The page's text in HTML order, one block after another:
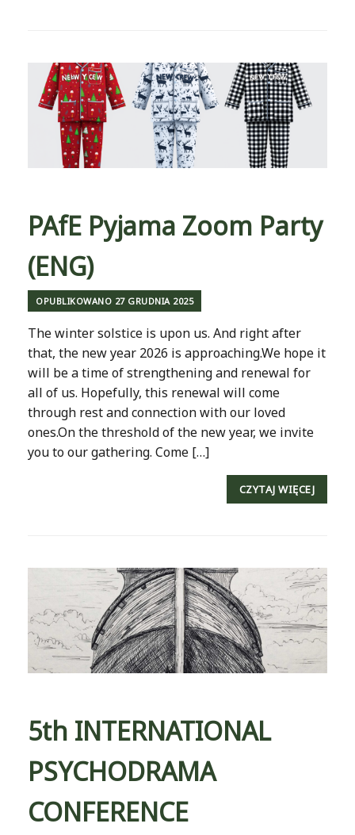
PAfE Pyjama Zoom Party
(ENG)
OPUBLIKOWANO 27 GRUDNIA 2025
The winter solstice is upon us. And right after
that, the new year 2026 is approaching.We hope it
will be a time of strengthening and renewal for
all of us. Hopefully, this renewal will come
through rest and connection with our loved
ones.On the threshold of the new year, we invite
you to our gathering. Come […]
CZYTAJ WIĘCEJ
5th INTERNATIONAL
PSYCHODRAMA
CONFERENCE